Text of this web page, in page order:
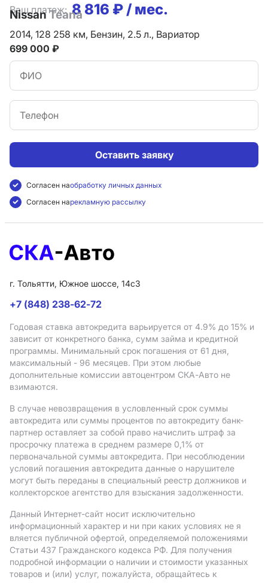
Ваш платеж: 8 816 ₽ / мес.
Оставить заявку
Согласен наобработку личных данных
Согласен нарекламную рассылку
NissanTeana
2014, 128 258 км, Бензин, 2.5 л., Вариатор
699 000 ₽
г. Тольятти, Южное шоссе, 14с3
+7 (848) 238-62-72
Годовая ставка автокредита варьируется от 4.9% до 15% и
зависит от конкретного банка, сумм займа и кредитной
программы. Минимальный срок погашения от 61 дня,
максимальный - 96 месяцев. При этом любые
дополнительные комиссии автоцентром СКА-Авто не
взимаются.
В случае невозвращения в условленный срок суммы
автокредита или суммы процентов по автокредиту банк-
партнер оставляет за собой право начислить штраф за
просрочку платежа в среднем размере 0,1% от
первоначальной суммы автокредита. При несоблюдении
условий погашения автокредита данные о нарушителе
могут быть переданы в специальный реестр должников и
коллекторское агентство для взыскания задолженности.
Данный Интернет-сайт носит исключительно
информационный характер и ни при каких условиях не я
вляется публичной офертой, определяемой положениями
Статьи 437 Гражданского кодекса РФ. Для получения
подробной информации о наличии и стоимости указанных
товаров и (или) услуг, пожалуйста, обращайтесь к